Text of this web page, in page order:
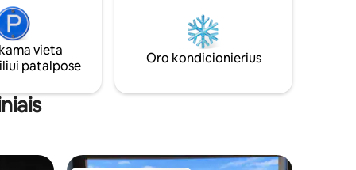
medinės sijos, kurie suteikia jai unikalų ir
vieta
patalpose
Oro kondicionierius